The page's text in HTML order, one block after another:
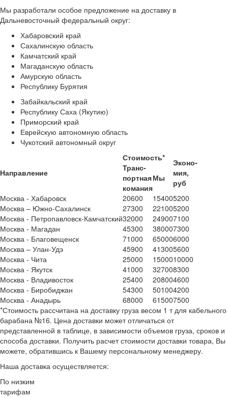
Мы разработали особое предложение на доставку в
Дальневосточный федеральный округ:
Хабаровский край
Сахалинскую область
Камчатский край
Магаданскую область
Амурскую область
Республику Бурятия
Забайкальский край
Республику Саха (Якутию)
Приморский край
Еврейскую автономную область
Чукотский автономный округ
Направление
Стоимость*
Эконо-
мия,
руб
Транс-
портная
комания
Мы
Москва - Хабаровск
20600 154005200
Москва – Южно-Сахалинск
27300 221005200
Москва - Петропавловск-Камчатский32000 249007100
Москва - Магадан
45300 380007300
Москва - Благовещенск
71000 650006000
Москва – Улан-Удэ
45900 413005600
Москва - Чита
25000 1500010000
Москва - Якутск
41000 327008300
Москва - Владивосток
25400 208004600
Москва - Биробиджан
54300 501004200
Москва - Анадырь
68000 615007500
*Стоимость рассчитана на доставку груза весом 1 т для кабельного
барабана №16. Цена доставки может отличаться от
представленной в таблице, в зависимости объемов груза, сроков и
способа доставки. Получить расчет стоимости доставки товара, Вы
можете, обратившись к Вашему персональному менеджеру.
Наша доставка осуществляется:
По низким
тарифам